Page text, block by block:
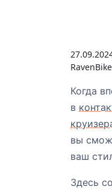
RavenBike
Когда
в
вы
ваш
Здесь